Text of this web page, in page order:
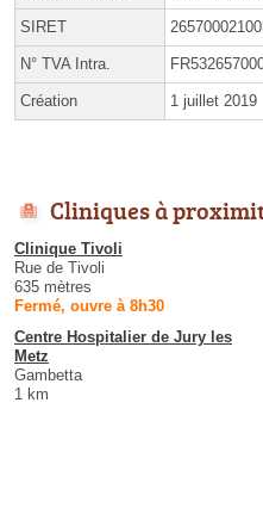
SIRET
N° TVA Intra.
Création 1 juillet 2019
Cliniques à
Clinique Tivoli
Rue de Tivoli
635 mètres
Fermé, ouvre à 8h30
Centre Hospitalier de Jury les
Metz
Gambetta
1 km